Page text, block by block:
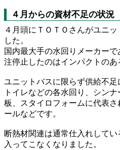
４月からの資材不足の状況
４月頭にＴＯＴＯさんがユニ
した。
国内最大手の水回りメーカー
注停止したのはインパクトのあ
ユニットバスに限らず供給不足
トイレなどの各水回り、シン
板、スタイロフォームに代表
ールなどです。
断熱材関連は通常仕入れして
入ってこなくなりました。